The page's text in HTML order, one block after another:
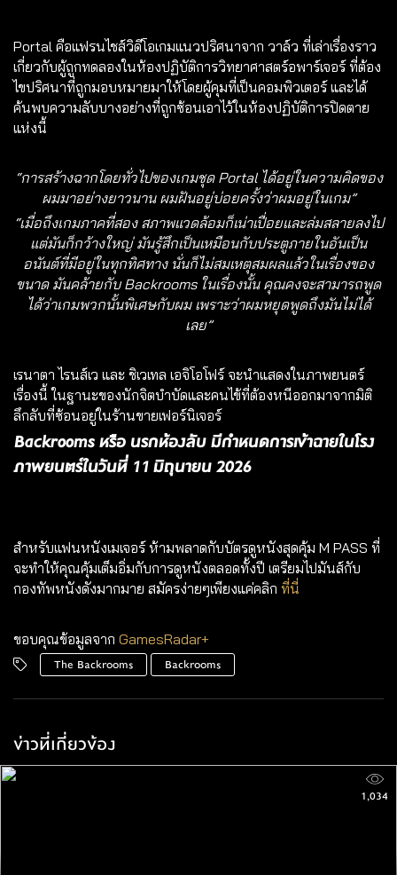
Portal คือแฟรนไชส์วิดีโอเกมแนวปริศนาจาก วาล์ว ที่เล่าเรื่องราว
เกี่ยวกับผู้ถูกทดลองในห้องปฏิบัติการวิทยาศาสตร์อพาร์เจอร์ ที่ต้อง
ไขปริศนาที่ถูกมอบหมายมาให้โดยผู้คุมที่เป็นคอมพิวเตอร์ และได้
ค้นพบความลับบางอย่างที่ถูกซ้อนเอาไว้ในห้องปฏิบัติการปิดตาย
แห่งนี้
“การสร้างฉากโดยทั่วไปของเกมชุด Portal ได้อยู่ในความคิดของ
ผมมาอย่างยาวนาน ผมฝันอยู่บ่อยครั้งว่าผมอยู่ในเกม”
“เมื่อถึงเกมภาคที่สอง สภาพแวดล้อมก็เน่าเปื่อยและล่มสลายลงไป
แต่มันก็กว้างใหญ่ มันรู้สึกเป็นเหมือนกับประตูภายในอันเป็น
อนันต์ที่มีอยู่ในทุกทิศทาง นั่นก็ไม่สมเหตุสมผลแล้วในเรื่องของ
ขนาด มันคล้ายกับ Backrooms ในเรื่องนั้น คุณคงจะสามารถพูด
ได้ว่าเกมพวกนั้นพิเศษกับผม เพราะว่าผมหยุดพูดถึงมันไม่ได้
เลย”
เรนาตา ไรนส์เว และ ชิเวเทล เอจิโอโฟร์ จะนำแสดงในภาพยนตร์
เรื่องนี้ ในฐานะของนักจิตบำบัดและคนไข้ที่ต้องหนีออกมาจากมิติ
ลึกลับที่ซ้อนอยู่ในร้านขายเฟอร์นิเจอร์
Backrooms หรือ นรกห้องลับ มีกำหนดการเข้าฉายในโรง
ภาพยนตร์ในวันที่ 11 มิถุนายน 2026
สำหรับแฟนหนังเมเจอร์ ห้ามพลาดกับบัตรดูหนังสุดคุ้ม M PASS ที่
จะทำให้คุณคุ้มเต็มอิ่มกับการดูหนังตลอดทั้งปี เตรียมไปมันส์กับ
กองทัพหนังดังมากมาย สมัครง่ายๆเพียงแค่คลิก ที่นี่
ขอบคุณข้อมูลจาก GamesRadar+
The Backrooms Backrooms
ข่าวที่เกี่ยวข้อง
1,034